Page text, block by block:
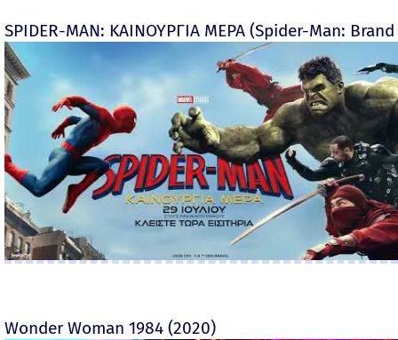
SPIDER-MAN: ΚΑΙΝΟΥΡΓΙΑ ΜΕΡΑ (Spider-Man:
Wonder Woman 1984 (2020)